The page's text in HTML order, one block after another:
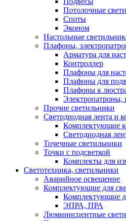
Потолочные
Споты
Эконом
Настольные
Плафоны,
Арматура для
Контроллер
Плафоны для
Плафоны для
Плафоны к
Прочие светильники
Светодиодная лента и
Комплектующие к
Светодиодная
Точечные светильники
Точки с подсветкой
Комплекты для
Светотехника, светильники
Аварийное освещение
Комплектующие для
Комплектующие
ЭПРА, ПРА
Люминисцентные